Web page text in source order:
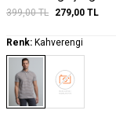
399,00TL 279,00 TL
Renk: Kahverengi